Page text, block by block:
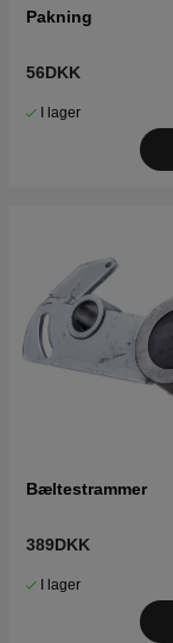
Pakning
56DKK
I lager
Bæltestrammer
389DKK
I lager